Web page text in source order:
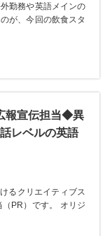
勤務や英語メインの
が、今回の飲食スタ
報宣伝担当◆異
レベルの英語
るクリエイティブス
PR）です。 オリジ